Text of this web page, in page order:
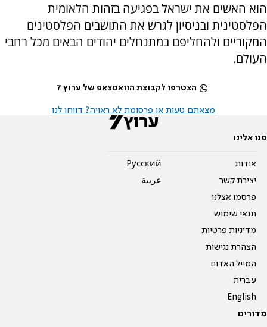
הוא האשים את ישראל בפגיעה בזהות הלאומית
הפלסטינית ובניסיון לגרש את התושבים הפלסטינים
המקוריים ולהחליפם במתנחלים יהודים הבאים מכל רחבי
העולם.
הצטרפו לקבוצת הוואטצאפ של ערוץ 7
מצאתם טעות או פרסומת לא ראויה? דווחו לנו
פנו אלינו
אודות
יצירת קשר
פרסמו אצלנו
תנאי שימוש
מדיניות פרטיות
הצהרת נגישות
המייל האדום
עברית
English
Pусский
عربية
מדורים